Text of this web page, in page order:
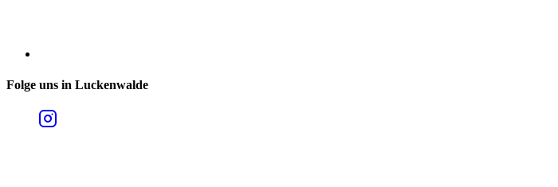
Folge uns in Luckenwalde